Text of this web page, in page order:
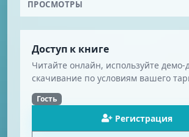
ПРОСМОТРЫ
Доступ к книге
Читайте онлайн, используйте демо-
скачивание по условиям вашего
Гость
Регистрация